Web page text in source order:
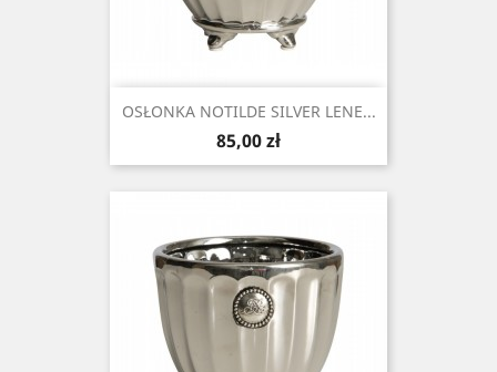
OSŁONKA NOTILDE SILVER LENE...
Cena
85,00 zł